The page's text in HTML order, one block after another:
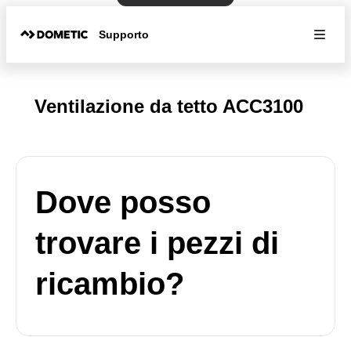
Supporto
Ventilazione da tetto ACC3100
Dove posso
trovare i pezzi di
ricambio?